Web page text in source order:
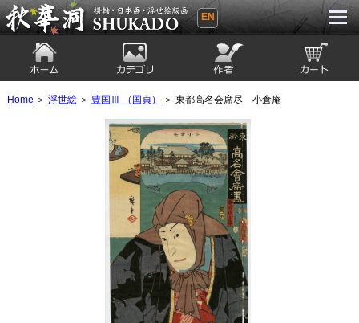
秋華洞 SHUKADO 掛軸・日本画・浮世
EN
Home ＞ 浮世絵＞ 豊国Ⅲ （国貞） ＞ 東都高名会席尽 小倉庵